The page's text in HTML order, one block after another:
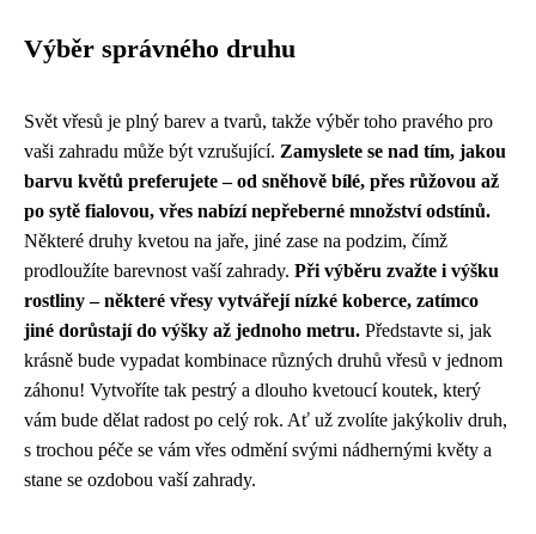
Výběr správného druhu
Svět vřesů je plný barev a tvarů, takže výběr toho pravého pro
vaši zahradu může být vzrušující. Zamyslete se nad tím, jakou
barvu květů preferujete – od sněhově bílé, přes růžovou až
po sytě fialovou, vřes nabízí nepřeberné množství odstínů.
Některé druhy kvetou na jaře, jiné zase na podzim, čímž
prodloužíte barevnost vaší zahrady. Při výběru zvažte i výšku
rostliny – některé vřesy vytvářejí nízké koberce, zatímco
jiné dorůstají do výšky až jednoho metru. Představte si, jak
krásně bude vypadat kombinace různých druhů vřesů v jednom
záhonu! Vytvoříte tak pestrý a dlouho kvetoucí koutek, který
vám bude dělat radost po celý rok. Ať už zvolíte jakýkoliv druh,
s trochou péče se vám vřes odmění svými nádhernými květy a
stane se ozdobou vaší zahrady.